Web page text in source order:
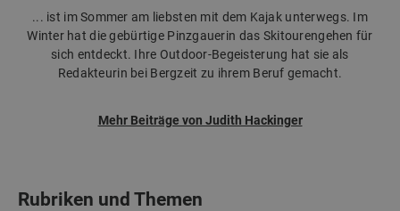
... ist im Sommer am liebsten mit dem Kajak unterwegs. Im
Winter hat die gebürtige Pinzgauerin das Skitourengehen für
sich entdeckt. Ihre Outdoor-Begeisterung hat sie als
Redakteurin bei Bergzeit zu ihrem Beruf gemacht.
Mehr Beiträge von Judith Hackinger
Rubriken und Themen